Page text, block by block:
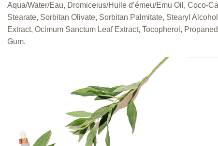
Aqua/Water/Eau, Dromiceius/Huile d’émeu/Emu Oil, Coco-
Stearate, Sorbitan Olivate, Sorbitan Palmitate, Stearyl
Extract, Ocimum Sanctum Leaf Extract, Tocopherol,
Gum.